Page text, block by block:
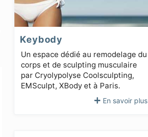
Keybody
Un espace dédié au remodelage du
corps et de sculpting musculaire
par Cryolypolyse Coolsculpting,
EMSculpt, XBody et à Paris.
En savoir plus